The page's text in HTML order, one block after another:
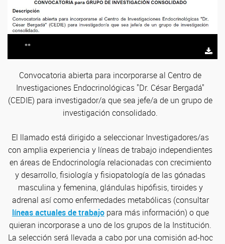
**
Convocatoria abierta para incorporarse al Centro de
Investigaciones Endocrinológicas "Dr. César Bergadá"
(CEDIE) para investigador/a que sea jefe/a de un grupo de
investigación consolidado.
El llamado está dirigido a seleccionar Investigadores/as
con amplia experiencia y líneas de trabajo independientes
en áreas de Endocrinología relacionadas con crecimiento
y desarrollo, fisiología y fisiopatología de las gónadas
masculina y femenina, glándulas hipófisis, tiroides y
adrenal así como enfermedades metabólicas (consultar
líneas actuales de trabajopara más información) o que
quieran incorporase a uno de los grupos de la Institución.
La selección será llevada a cabo por una comisión ad-hoc